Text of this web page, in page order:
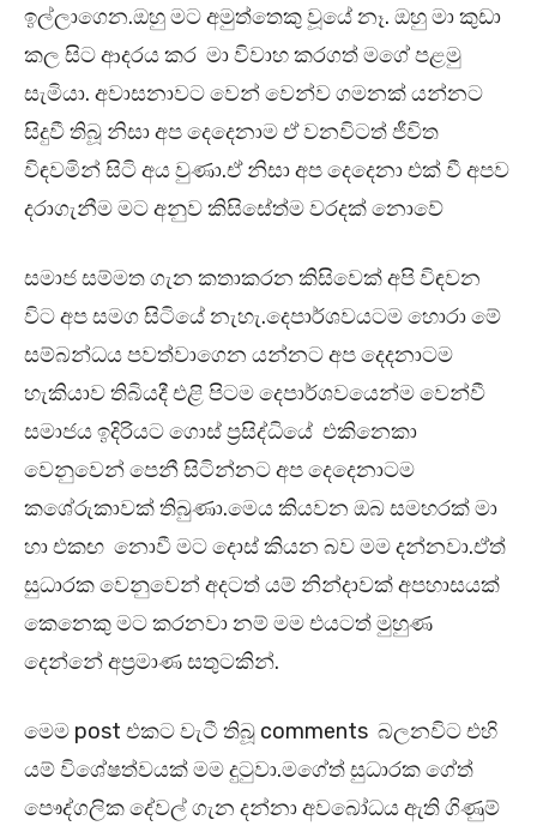
ඉල්ලාගෙන.ඔහු මට අමුත්තෙකු වූයේ නෑ. ඔහු මා කුඩා
කල සිට ආදරය කර මා විවාහ කරගත් මගේ පළමු
සැමියා. අවාසනාවට වෙන් වෙන්ව ගමනක් යන්නට
සිදුවී තිබූ නිසා අප දෙදෙනාම ඒ වනවිටත් ජීවිත
විඳවමින් සිටි අය වුණා.ඒ නිසා අප දෙදෙනා එක් වී අපව
දරාගැනීම මට අනුව කිසිසේත්ම වරදක් නොවේ
සමාජ සම්මත ගැන කතාකරන කිසිවෙක් අපි විඳවන
විට අප සමග සිටියේ නැහැ.දෙපාර්ශවයටම හොරා මේ
සම්බන්ධය පවත්වාගෙන යන්නට අප දෙදනාටම
හැකියාව තිබියදී එළි පිටම දෙපාර්ශවයෙන්ම වෙන්වී
සමාජය ඉදිරියට ගොස් ප්‍රසිද්ධියේ එකිනෙකා
වෙනුවෙන් පෙනී සිටින්නට අප දෙදෙනාටම
කශේරුකාවක් තිබුණා.මෙය කියවන ඔබ සමහරක් මා
හා එකඟ නොවී මට දොස් කියන බව මම දන්නවා.ඒත්
සුධාරක වෙනුවෙන් අදටත් යම් නින්දාවක් අපහාසයක්
කෙනෙකු මට කරනවා නම් මම එයටත් මුහුණ
දෙන්නේ අප්‍රමාණ සතුටකින්.
මෙම post එකට වැටී තිබූ comments බලනවිට එහි
යම් විශේෂත්වයක් මම දුටුවා.මගේත් සුධාරක ගේත්
පෞද්ගලික දේවල් ගැන දන්නා අවබෝධය ඇති ගිණුම්